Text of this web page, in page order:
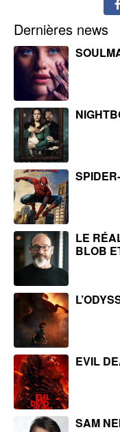
Dernières news
LE
BLOB
EVIL
SAM